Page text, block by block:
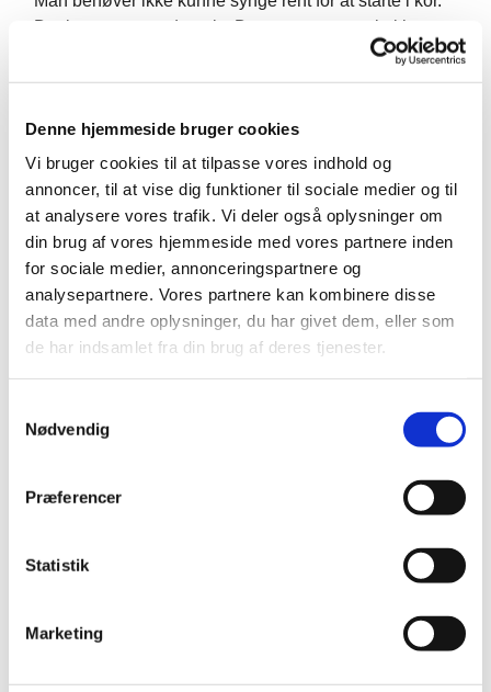
Denne hjemmeside bruger cookies
Vi bruger cookies til at tilpasse vores indhold og
annoncer, til at vise dig funktioner til sociale medier og til
at analysere vores trafik. Vi deler også oplysninger om
din brug af vores hjemmeside med vores partnere inden
for sociale medier, annonceringspartnere og
analysepartnere. Vores partnere kan kombinere disse
data med andre oplysninger, du har givet dem, eller som
de har indsamlet fra din brug af deres tjenester.
Nødvendig
Præferencer
Statistik
Marketing
Det lærer man undervejs. Det eneste, man skal have,
gratis at være med. Ved spørgsmål, så skriv til Morten
Tilmelding her
Korleder er Morten, som er organist i Solbjerg
Kirke.
Ud over at være organist så er Morten uddannet
pianist fra Rytmisk Musikkonservatorium og har
mange års erfaring som korleder og arrangør. Han
synger sammen.